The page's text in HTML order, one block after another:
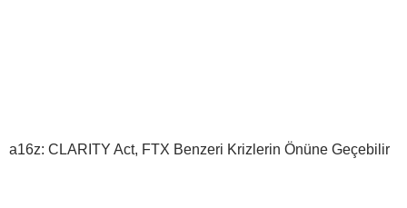
a16z: CLARITY Act, FTX Benzeri Krizlerin Önüne Geçebilir